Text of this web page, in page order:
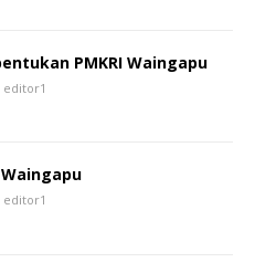
PMKRI Waingapu
editor1
Waingapu
editor1